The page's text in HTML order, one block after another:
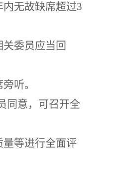
无故缺席超过3
委员应当回
听。
同意，可召开全
等进行全面评